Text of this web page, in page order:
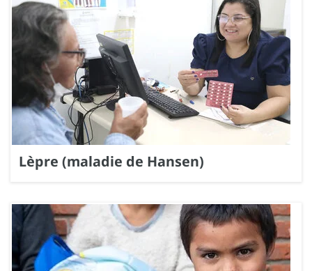
Lèpre (maladie de Hansen)